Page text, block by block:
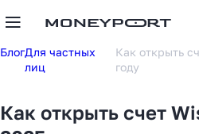
БлогДля частных
лиц
Как открыть
году
Как открыть счет